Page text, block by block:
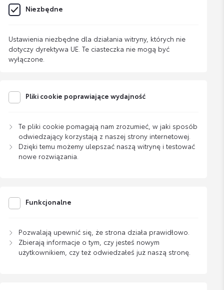
Niezbędne
Ustawienia niezbędne dla działania witryny, których nie
dotyczy dyrektywa UE. Te ciasteczka nie mogą być
wyłączone.
Pliki cookie poprawiające wydajność
Te pliki cookie pomagają nam zrozumieć, w jaki sposób
odwiedzający korzystają z naszej strony internetowej.
Dzięki temu możemy ulepszać naszą witrynę i testować
nowe rozwiązania.
Funkcjonalne
Pozwalają upewnić się, że strona działa prawidłowo.
Zbierają informacje o tym, czy jesteś nowym
użytkownikiem, czy też odwiedzałeś już naszą stronę.